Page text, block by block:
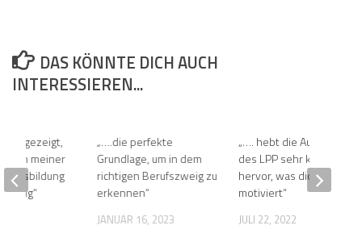
DAS KÖNNTE DICH AUCH
INTERESSIEREN...
„….die perfekte
Grundlage, um in dem
richtigen Berufszweig zu
erkennen“
JANUAR 16, 2023
„…. hebt die Auswertung
des LPP sehr klar
hervor, was dich
motiviert“
JULI 22, 2022
mir gezeigt,
in meiner
Ausbildung
ging“